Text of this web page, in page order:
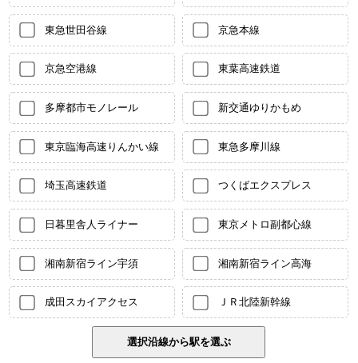
東急世田谷線 京急本線
京急空港線 東葉高速鉄道
多摩都市モノレール 新交通ゆりかもめ
東京臨海高速りんかい線 東急多摩川線
埼玉高速鉄道 つくばエクスプレス
日暮里舎人ライナー 東京メトロ副都心線
湘南新宿ライン宇須 湘南新宿ライン高海
成田スカイアクセス ＪＲ北陸新幹線